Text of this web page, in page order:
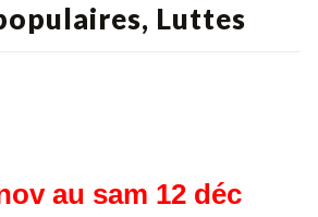
Luttes
au sam 12 déc